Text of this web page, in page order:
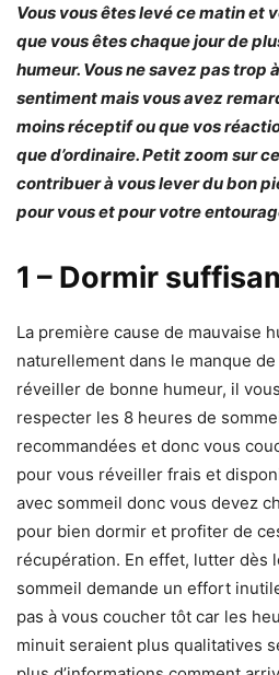
Vous vous êtes levé ce matin et
que vous êtes chaque jour de
humeur. Vous ne savez pas trop
sentiment mais vous avez
moins réceptif ou que vos
que d’ordinaire. Petit zoom sur
contribuer à vous lever du bon
pour vous et pour votre
1 – Dormir
La première cause de mauvaise
naturellement dans le manque
réveiller de bonne humeur, il
respecter les 8 heures de
recommandées et donc vous
pour vous réveiller frais et
avec sommeil donc vous devez
pour bien dormir et profiter de
récupération. En effet, lutter dès
sommeil demande un effort
pas à vous coucher tôt car les
minuit seraient plus qualitatives